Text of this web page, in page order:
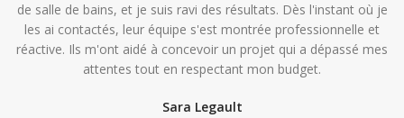
de salle de bains, et je suis ravi des résultats. Dès l'instant où je
les ai contactés, leur équipe s'est montrée professionnelle et
réactive. Ils m'ont aidé à concevoir un projet qui a dépassé mes
attentes tout en respectant mon budget.
Sara Legault